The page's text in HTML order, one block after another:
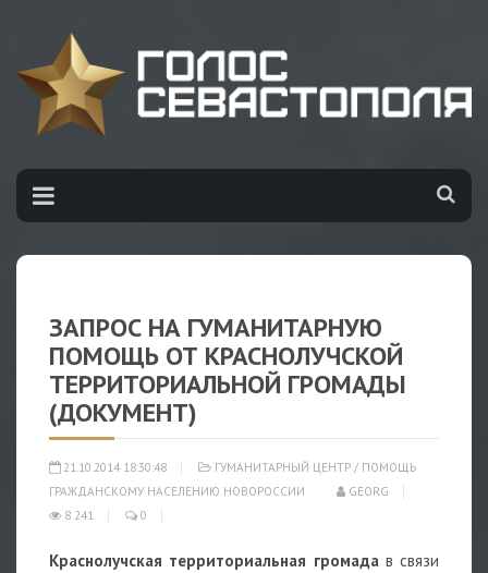
ЗАПРОС НА ГУМАНИТАРНУЮ
ПОМОЩЬ ОТ КРАСНОЛУЧСКОЙ
ТЕРРИТОРИАЛЬНОЙ ГРОМАДЫ
(ДОКУМЕНТ)
21.10.2014 18:30:48 ГУМАНИТАРНЫЙ ЦЕНТР / ПОМОЩЬ
ГРАЖДАНСКОМУ НАСЕЛЕНИЮ НОВОРОССИИ
GEORG
8 241
0
Краснолучская территориальная громадав связи